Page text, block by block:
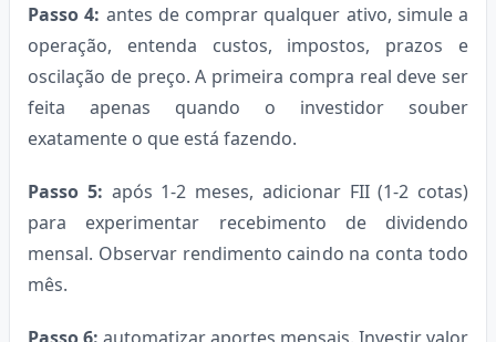
Passo 4: antes de comprar qualquer ativo, simule a
operação, entenda custos, impostos, prazos e
oscilação de preço. A primeira compra real deve ser
feita apenas quando o investidor souber
exatamente o que está fazendo.
Passo 5: após 1-2 meses, adicionar FII (1-2 cotas)
para experimentar recebimento de dividendo
mensal. Observar rendimento caindo na conta todo
mês.
Passo 6: automatizar aportes mensais. Investir valor